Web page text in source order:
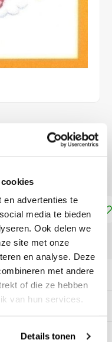
en advertenties te
media te bieden
Ook delen we
site met onze
en analyse. Deze
met andere
of die ze hebben
van hun services.
Details tonen
roze
winkelwagen